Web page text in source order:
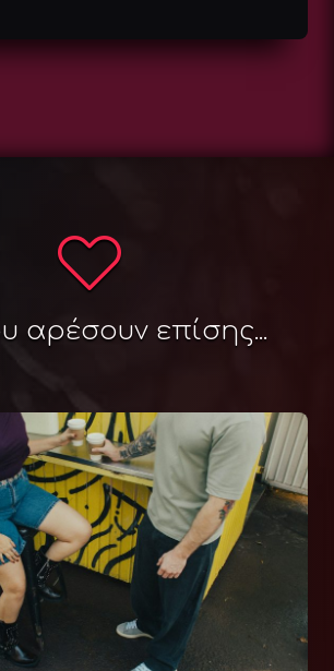
αρέσουν επίσης...